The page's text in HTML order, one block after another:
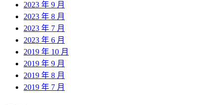
2023 年 9 月
2023 年 8 月
2023 年 7 月
2023 年 6 月
2019 年 10 月
2019 年 9 月
2019 年 8 月
2019 年 7 月